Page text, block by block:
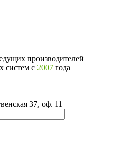
производителей
систем с 2007 года
37, оф. 11